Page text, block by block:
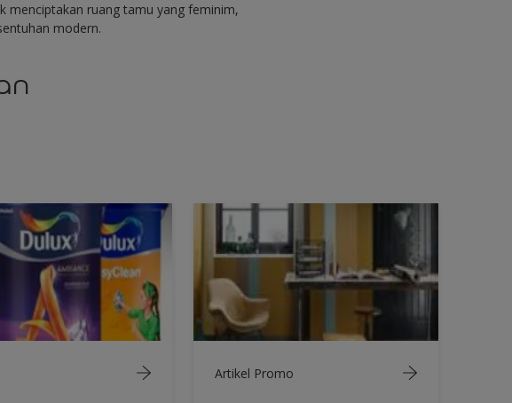
menciptakan ruang tamu yang feminim,
modern.
Artikel Promo